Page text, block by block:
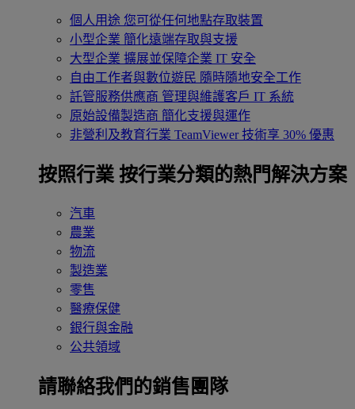
個人用途 您可從任何地點存取裝置
小型企業 簡化遠端存取與支援
大型企業 擴展並保障企業 IT 安全
自由工作者與數位遊民 隨時隨地安全工作
託管服務供應商 管理與維護客戶 IT 系統
原始設備製造商 簡化支援與運作
非營利及教育行業 TeamViewer 技術享 30% 優惠
按照行業 按行業分類的熱門解決方案
汽車
農業
物流
製造業
零售
醫療保健
銀行與金融
公共領域
請聯絡我們的銷售團隊